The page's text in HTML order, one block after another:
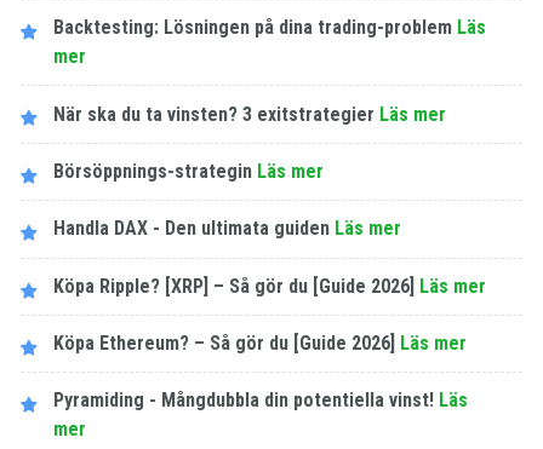
Backtesting: Lösningen på dina trading-problem Läs
mer
När ska du ta vinsten? 3 exitstrategier Läs mer
Börsöppnings-strategin Läs mer
Handla DAX - Den ultimata guiden Läs mer
Köpa Ripple? [XRP] – Så gör du [Guide 2026] Läs mer
Köpa Ethereum? – Så gör du [Guide 2026] Läs mer
Pyramiding - Mångdubbla din potentiella vinst! Läs
mer